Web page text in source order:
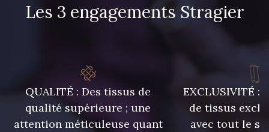
Les 3 engagements Stragier
QUALITÉ : Des tissus de
qualité supérieure ; une
attention méticuleuse quant
EXCLUSIVITÉ :
de tissus
avec tout le